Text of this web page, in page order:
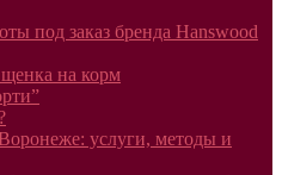
под заказ бренда Hanswood
на корм
услуги, методы и